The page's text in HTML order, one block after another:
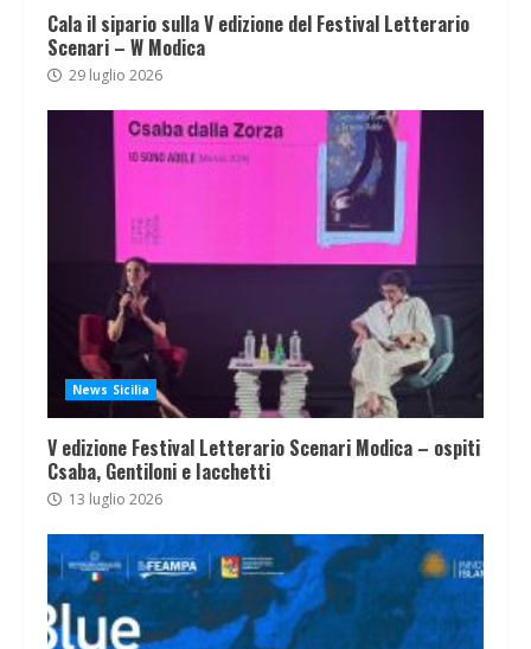
Cala il sipario sulla V edizione del Festival Letterario
Scenari – W Modica
29 luglio 2026
News Sicilia
V edizione Festival Letterario Scenari Modica – ospiti
Csaba, Gentiloni e Iacchetti
13 luglio 2026